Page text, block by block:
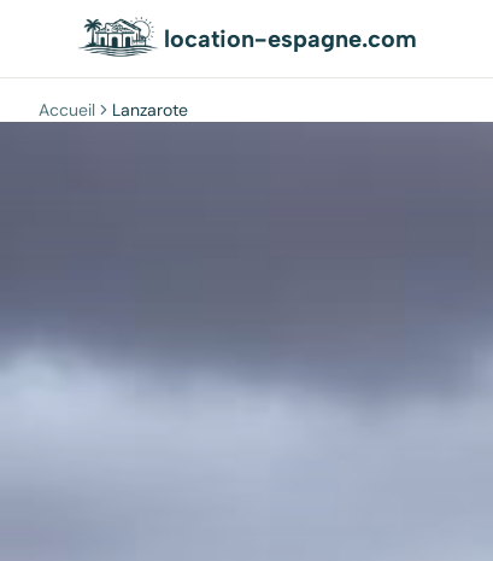
location-espagne.com
Accueil Lanzarote